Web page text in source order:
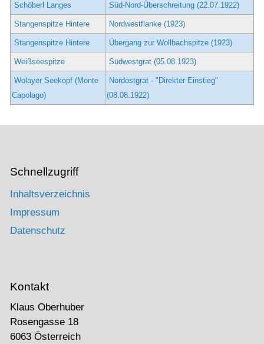
Schöberl Langes Süd-Nord-Überschreitung (22.07.1922)
Stangenspitze Hintere Nordwestflanke (1923)
Stangenspitze Hintere Übergang zur Wollbachspitze (1923)
Weißseespitze Südwestgrat (05.08.1923)
Wolayer Seekopf (Monte
Capolago)
Nordostgrat - "Direkter Einstieg"
(08.08.1922)
Schnellzugriff
Inhaltsverzeichnis
Impressum
Datenschutz
Kontakt
Klaus Oberhuber
Rosengasse 18
6063 Österreich